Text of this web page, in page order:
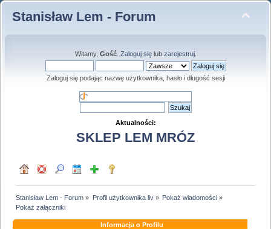
Stanisław Lem - Forum
Witamy, Gość. Zaloguj sięlub zarejestruj.
Zaloguj się podając nazwę użytkownika, hasło i długość sesji
Aktualności:
SKLEP LEM MRÓZ
Stanisław Lem - Forum » Profil użytkownika liv» Pokaż wiadomości»
Pokaż załączniki
Informacja o Profilu